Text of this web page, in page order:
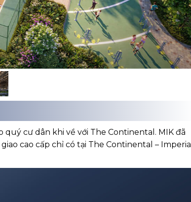
quý cư dân khi về với The Continental. MIK đã
cao cấp chỉ có tại The Continental – Imperia